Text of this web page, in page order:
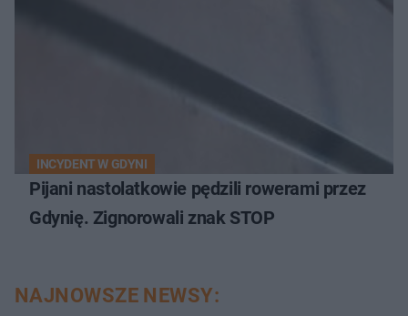
INCYDENT W GDYNI
Pijani nastolatkowie pędzili rowerami przez
Gdynię. Zignorowali znak STOP
NAJNOWSZE NEWSY: